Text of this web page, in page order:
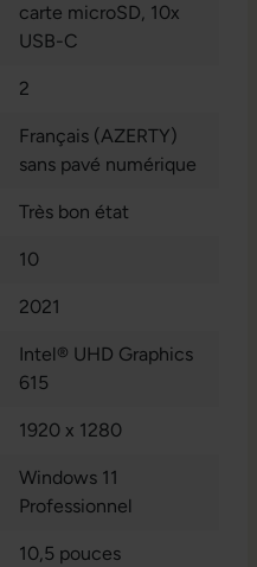
carte microSD, 10x
USB-C
2
Français (AZERTY)
sans pavé numérique
Très bon état
10
2021
Intel® UHD Graphics
615
1920 x 1280
Windows 11
Professionnel
10,5 pouces